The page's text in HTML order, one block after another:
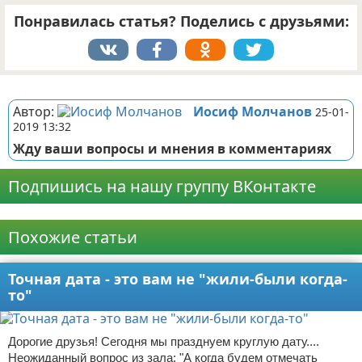
Понравилась статья? Поделись с друзьями:
Автор: Иосиф Молчанов 25-01-
2019 13:32
Жду ваши вопросы и мнения в комментариях
Подпишись на нашу группу ВКонтакте
Похожие статьи
Точная дата - это вам не "жили-были когда-
то"
Дорогие друзья! Сегодня мы празднуем круглую дату....
Неожиданный вопрос из зала: "А когда будем отмечать